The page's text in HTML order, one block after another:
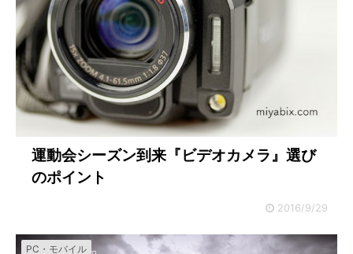
運動会シーズン到来『ビデオカメラ』選び
のポイント
2016/9/29
PC・モバイル